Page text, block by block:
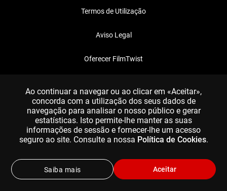
Termos de Utilização
Aviso Legal
Oferecer FilmTwist
Ao continuar a navegar ou ao clicar em «Aceitar»,
concorda com a utilização dos seus dados de
navegação para analisar o nosso público e gerar
estatísticas. Isto permite-lhe manter as suas
informações de sessão e fornecer-lhe um acesso
seguro ao site. Consulte a nossa Política de Cookies.
Aceitar
Saiba mais